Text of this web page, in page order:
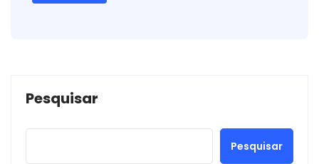
Pesquisar
Pesquisar